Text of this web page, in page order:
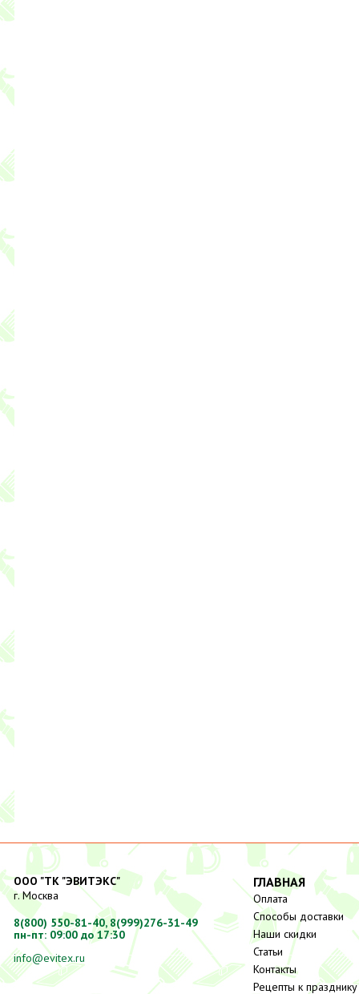
ООО "ТК "ЭВИТЭКС"
г. Москва
8(800) 550-81-40, 8(999)276-31-49
пн-пт: 09:00 до 17:30
info@evitex.ru
ГЛАВНАЯ
Оплата
Способы доставки
Наши скидки
Статьи
Контакты
Рецепты к празднику